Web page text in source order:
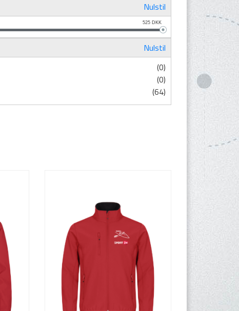
Nulstil
525 DKK
Nulstil
(0)
(0)
(64)